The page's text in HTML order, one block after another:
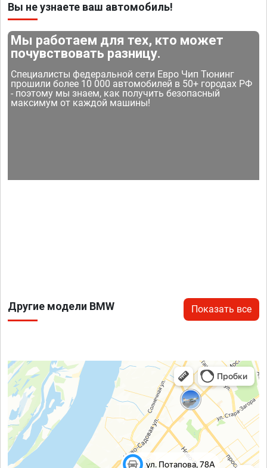
Вы не узнаете ваш автомобиль!
Мы работаем для тех, кто может
почувствовать разницу.
Специалисты федеральной сети Евро Чип Тюнинг
прошили более 10 000 автомобилей в 50+ городах РФ
- поэтому мы знаем, как получить безопасный
максимум от каждой машины!
Другие модели BMW Показать все